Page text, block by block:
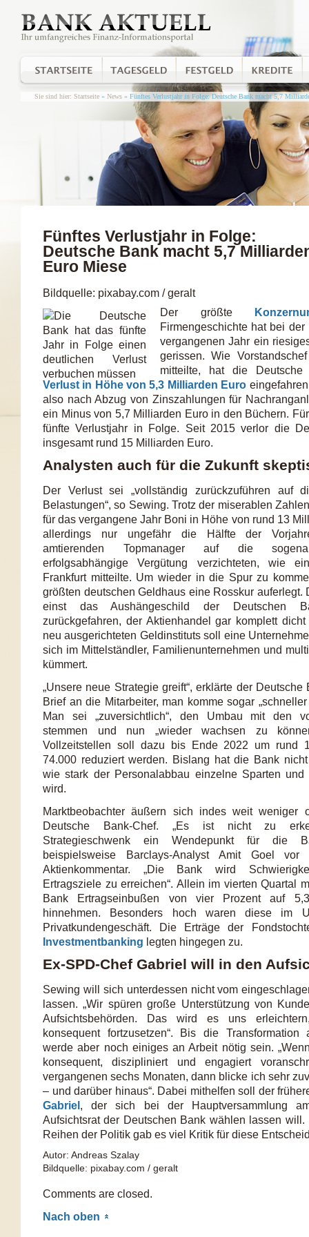
Sie sind hier: Startseite » News » Fünftes Verlustjahr in Folge: Deutsche Bank macht 5,7
Fünftes Verlustjahr in Folge:
Deutsche Bank macht 5,7
Euro Miese
Bildquelle: pixabay.com / geralt
Der größte
Firmengeschichte hat bei
vergangenen Jahr ein
gerissen. Wie
mitteilte, hat die
Verlust in Höhe von 5,3 Milliarden Euro
also nach Abzug von Zinszahlungen für
ein Minus von 5,7 Milliarden Euro in den Büchern.
fünfte Verlustjahr in Folge. Seit 2015 verlor die
insgesamt rund 15 Milliarden Euro.
Analysten auch für die Zukunft
Der Verlust sei „vollständig zurückzuführen auf
Belastungen“, so Sewing. Trotz der miserablen
für das vergangene Jahr Boni in Höhe von rund 13
allerdings nur ungefähr die Hälfte der
amtierenden Topmanager auf die
erfolgsabhängige Vergütung verzichteten, wie
Frankfurt mitteilte. Um wieder in die Spur zu
größten deutschen Geldhaus eine Rosskur auferlegt.
einst das Aushängeschild der Deutschen
zurückgefahren, der Aktienhandel gar komplett
neu ausgerichteten Geldinstituts soll eine
sich im Mittelständler, Familienunternehmen und
kümmert.
„Unsere neue Strategie greift“, erklärte der
Brief an die Mitarbeiter, man komme sogar
Man sei „zuversichtlich“, den Umbau mit den
stemmen und nun „wieder wachsen zu
Vollzeitstellen soll dazu bis Ende 2022 um rund
74.000 reduziert werden. Bislang hat die Bank
wie stark der Personalabbau einzelne Sparten und
wird.
Marktbeobachter äußern sich indes weit weniger
Deutsche Bank-Chef. „Es ist nicht zu
Strategieschwenk ein Wendepunkt für die
beispielsweise Barclays-Analyst Amit Goel
Aktienkommentar. „Die Bank wird
Ertragsziele zu erreichen“. Allein im vierten Quartal
Bank Ertragseinbußen von vier Prozent auf
hinnehmen. Besonders hoch waren diese im
Privatkundengeschäft. Die Erträge der
Investmentbanking legten hingegen zu.
Ex-SPD-Chef Gabriel will in den
Sewing will sich unterdessen nicht vom
lassen. „Wir spüren große Unterstützung von
Aufsichtsbehörden. Das wird es uns
konsequent fortzusetzen“. Bis die Transformation
werde aber noch einiges an Arbeit nötig sein.
konsequent, diszipliniert und engagiert
vergangenen sechs Monaten, dann blicke ich sehr
– und darüber hinaus“. Dabei mithelfen soll der
Gabriel , der sich bei der Hauptversammlung
Aufsichtsrat der Deutschen Bank wählen lassen will.
Reihen der Politik gab es viel Kritik für diese
Autor: Andreas Szalay
Bildquelle: pixabay.com / geralt
Comments are closed.
Nach oben